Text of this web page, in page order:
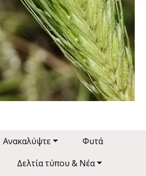
Ανακαλύψτε
Φυτά
Δελτία τύπου & Νέα